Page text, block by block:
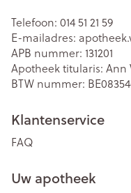
Telefoon: 014 51 21 59
E-mailadres:
APB nummer: 131201
Apotheek titularis: Ann
BTW nummer:
Klantenservice
FAQ
Uw apotheek